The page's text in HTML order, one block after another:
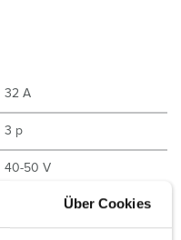
Über Cookies
32 A
3 p
40-50 V